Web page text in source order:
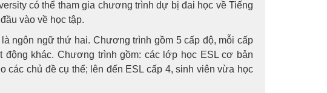
có thể tham gia chương trình dự bị đai học về Tiếng
vào về học tập.
ngôn ngữ thứ hai. Chương trình gồm 5 cấp độ, mỗi cấp
khác. Chương trình gồm: các lớp học ESL cơ bản
các chủ đề cụ thể; lên đến ESL cấp 4, sinh viên vừa học